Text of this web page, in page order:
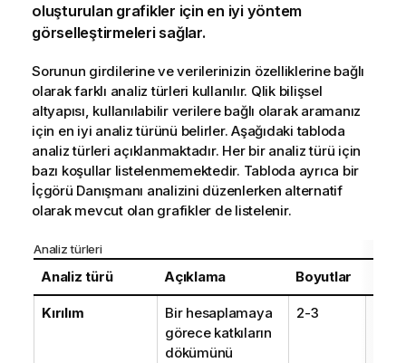
oluşturulan grafikler için en iyi yöntem
görselleştirmeleri sağlar.
Sorunun girdilerine ve verilerinizin özelliklerine bağlı
olarak farklı analiz türleri kullanılır. Qlik bilişsel
altyapısı, kullanılabilir verilere bağlı olarak aramanız
için en iyi analiz türünü belirler. Aşağıdaki tabloda
analiz türleri açıklanmaktadır. Her bir analiz türü için
bazı koşullar listelenmemektedir. Tabloda ayrıca bir
İçgörü Danışmanı analizini düzenlerken alternatif
olarak mevcut olan grafikler de listelenir.
Analiz türleri
Analiz türü Açıklama Boyutlar
Kırılım
Bir hesaplamaya
görece katkıların
dökümünü
2-3